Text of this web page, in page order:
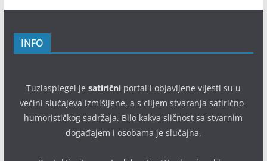
INFO
Tuzlaspiegel je satiričniportal i objavljene vijesti su u
većini slučajeva izmišljene, a s ciljem stvaranja satirično-
humorističkog sadržaja. Bilo kakva sličnost sa stvarnim
događajem i osobama je slučajna.